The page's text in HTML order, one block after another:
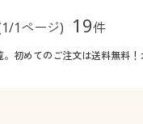
着
メンズファッション
ンズ下着キッチン・雑貨
1ページ) 19件
初めてのご注文は送料無料